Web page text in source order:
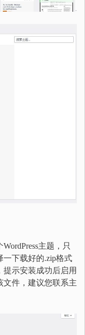
主题，只
一下载好的.zip格式
示安装成功后启用
文件，建议您联系主